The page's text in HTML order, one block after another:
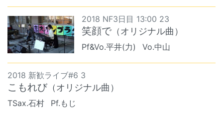
2018 NF3日目 13:00 23
笑顔で（オリジナル曲）
Pf&Vo.平井(力) Vo.中山
2018 新歓ライブ#6 3
こもれび（オリジナル曲）
TSax.石村 Pf.もじ